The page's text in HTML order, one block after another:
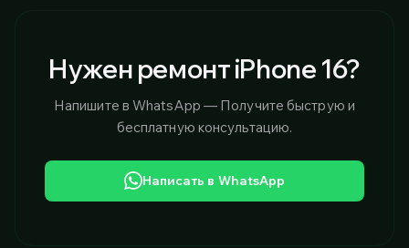
Нужен ремонт iPhone 16?
Напишите в WhatsApp — Получите быструю и
бесплатную консультацию.
Написать в WhatsApp